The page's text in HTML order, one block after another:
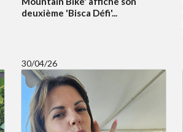
deuxième 'Bisca Défi'...
30/04/26